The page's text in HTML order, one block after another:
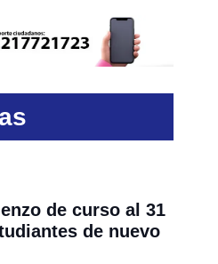
de curso al 31
de nuevo